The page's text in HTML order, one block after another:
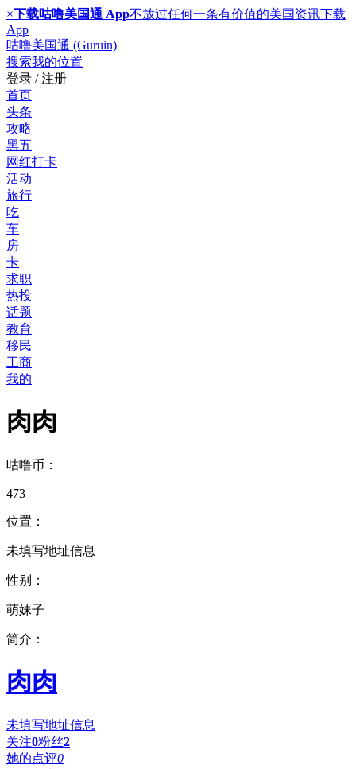
×下载咕噜美国通 App不放过任何一条有价值的美国资讯下载
App
咕噜美国通 (Guruin)
搜索我的位置
登录 / 注册
首页
头条
攻略
黑五
网红打卡
活动
旅行
吃
车
房
卡
求职
热投
话题
教育
移民
工商
我的
肉肉
咕噜币：
473
位置：
未填写地址信息
性别：
萌妹子
简介：
肉肉
未填写地址信息
关注0粉丝2
她的点评0